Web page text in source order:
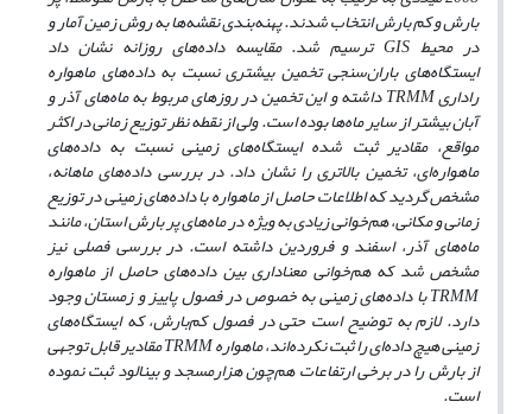
بارش و کم بارش انتخاب شدند. پهنه‌بندی نقشه‌ها به روش زمین آمار و
در محیط GIS ترسیم شد. مقایسه داده‌های روزانه نشان داد
ایستگاه‌های باران‌سنجی تخمین بیشتری نسبت به داده‌های ماهواره
راداری TRMM داشته و این تخمین در روزهای مربوط به ماه‌های آذر و
آبان بیشتر از سایر ماه‌ها بوده است. ولی از نقطه نظر توزیع زمانی در اکثر
مواقع، مقادیر ثبت شده ایستگاه‌های زمینی نسبت به داده‌های
ماهواره‌ای، تخمین بالاتری را نشان داد. در بررسی داده‌های ماهانه،
مشخص گردید که اطلاعات حاصل از ماهواره با داده‌های زمینی در توزیع
زمانی و مکانی، هم‌خوانی زیادی به ویژه در ماه‌های پر بارش استان، مانند
ماه‌های آذر، اسفند و فروردین داشته است. در بررسی فصلی نیز
مشخص شد که هم‌خوانی معناداری بین داده‌های حاصل از ماهواره
TRMM با داده‌های زمینی به خصوص در فصول پاییز و زمستان وجود
دارد. لازم به توضیح است حتی در فصول کم‌بارش، که ایستگاه‌های
زمینی هیچ داده‌ای را ثبت نکرده‌اند، ماهواره TRMM مقادیر قابل توجهی
از بارش را در برخی ارتفاعات هم‌چون هزارمسجد و بینالود ثبت نموده
است.